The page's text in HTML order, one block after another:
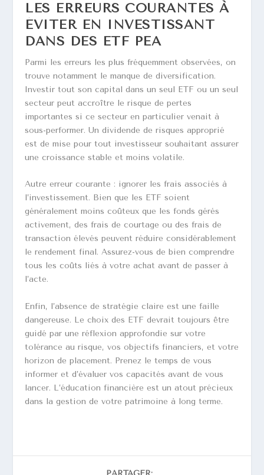
LES ERREURS COURANTES À
ÉVITER EN INVESTISSANT
DANS DES ETF PEA
Parmi les erreurs les plus fréquemment observées, on
trouve notamment le manque de diversification.
Investir tout son capital dans un seul ETF ou un seul
secteur peut accroître le risque de pertes
importantes si ce secteur en particulier venait à
sous-performer. Un dividende de risques approprié
est de mise pour tout investisseur souhaitant assurer
une croissance stable et moins volatile.
Autre erreur courante : ignorer les frais associés à
l’investissement. Bien que les ETF soient
généralement moins coûteux que les fonds gérés
activement, des frais de courtage ou des frais de
transaction élevés peuvent réduire considérablement
le rendement final. Assurez-vous de bien comprendre
tous les coûts liés à votre achat avant de passer à
l’acte.
Enfin, l’absence de stratégie claire est une faille
dangereuse. Le choix des ETF devrait toujours être
guidé par une réflexion approfondie sur votre
tolérance au risque, vos objectifs financiers, et votre
horizon de placement. Prenez le temps de vous
informer et d’évaluer vos capacités avant de vous
lancer. L’éducation financière est un atout précieux
dans la gestion de votre patrimoine à long terme.